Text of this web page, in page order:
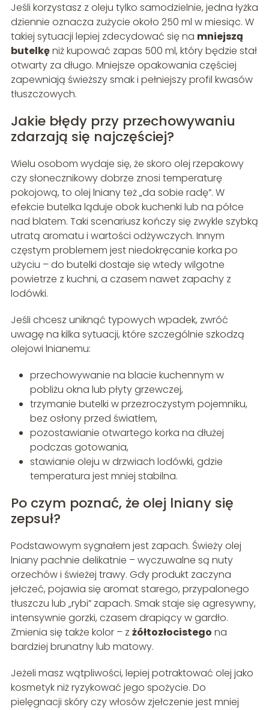
Jeśli korzystasz z oleju tylko samodzielnie, jedna łyżka
dziennie oznacza zużycie około 250 ml w miesiąc. W
takiej sytuacji lepiej zdecydować się na mniejszą
butelkęniż kupować zapas 500 ml, który będzie stał
otwarty za długo. Mniejsze opakowania częściej
zapewniają świeższy smak i pełniejszy profil kwasów
tłuszczowych.
Jakie błędy przy przechowywaniu
zdarzają się najczęściej?
Wielu osobom wydaje się, że skoro olej rzepakowy
czy słonecznikowy dobrze znosi temperaturę
pokojową, to olej lniany też „da sobie radę”. W
efekcie butelka ląduje obok kuchenki lub na półce
nad blatem. Taki scenariusz kończy się zwykle szybką
utratą aromatu i wartości odżywczych. Innym
częstym problemem jest niedokręcanie korka po
użyciu – do butelki dostaje się wtedy wilgotne
powietrze z kuchni, a czasem nawet zapachy z
lodówki.
Jeśli chcesz uniknąć typowych wpadek, zwróć
uwagę na kilka sytuacji, które szczególnie szkodzą
olejowi lnianemu:
przechowywanie na blacie kuchennym w
pobliżu okna lub płyty grzewczej,
trzymanie butelki w przezroczystym pojemniku,
bez osłony przed światłem,
pozostawianie otwartego korka na dłużej
podczas gotowania,
stawianie oleju w drzwiach lodówki, gdzie
temperatura jest mniej stabilna.
Po czym poznać, że olej lniany się
zepsuł?
Podstawowym sygnałem jest zapach. Świeży olej
lniany pachnie delikatnie – wyczuwalne są nuty
orzechów i świeżej trawy. Gdy produkt zaczyna
jełczeć, pojawia się aromat starego, przypalonego
tłuszczu lub „rybi” zapach. Smak staje się agresywny,
intensywnie gorzki, czasem drapiący w gardło.
Zmienia się także kolor – z żółtozłocistego na
bardziej brunatny lub matowy.
Jeżeli masz wątpliwości, lepiej potraktować olej jako
kosmetyk niż ryzykować jego spożycie. Do
pielęgnacji skóry czy włosów zjełczenie jest mniej